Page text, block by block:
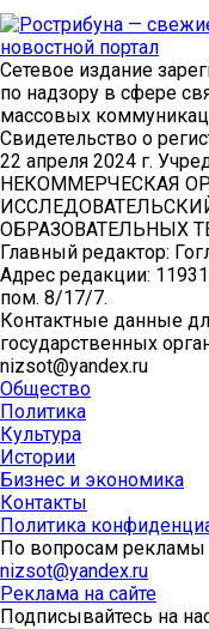
Сетевое издание
по надзору в сфере
массовых
Свидетельство о
22 апреля 2024 г.
НЕКОММЕРЧЕСКАЯ
ОБРАЗОВАТЕЛЬНЫХ
Главный редактор:
Адрес редакции:
пом. 8/17/7.
Контактные данные
государственных
nizsot@yandex.ru
Общество
Политика
Культура
Истории
Бизнес и экономика
Контакты
Политика
По вопросам рекламы
nizsot@yandex.ru
Реклама на сайте
Подписывайтесь на